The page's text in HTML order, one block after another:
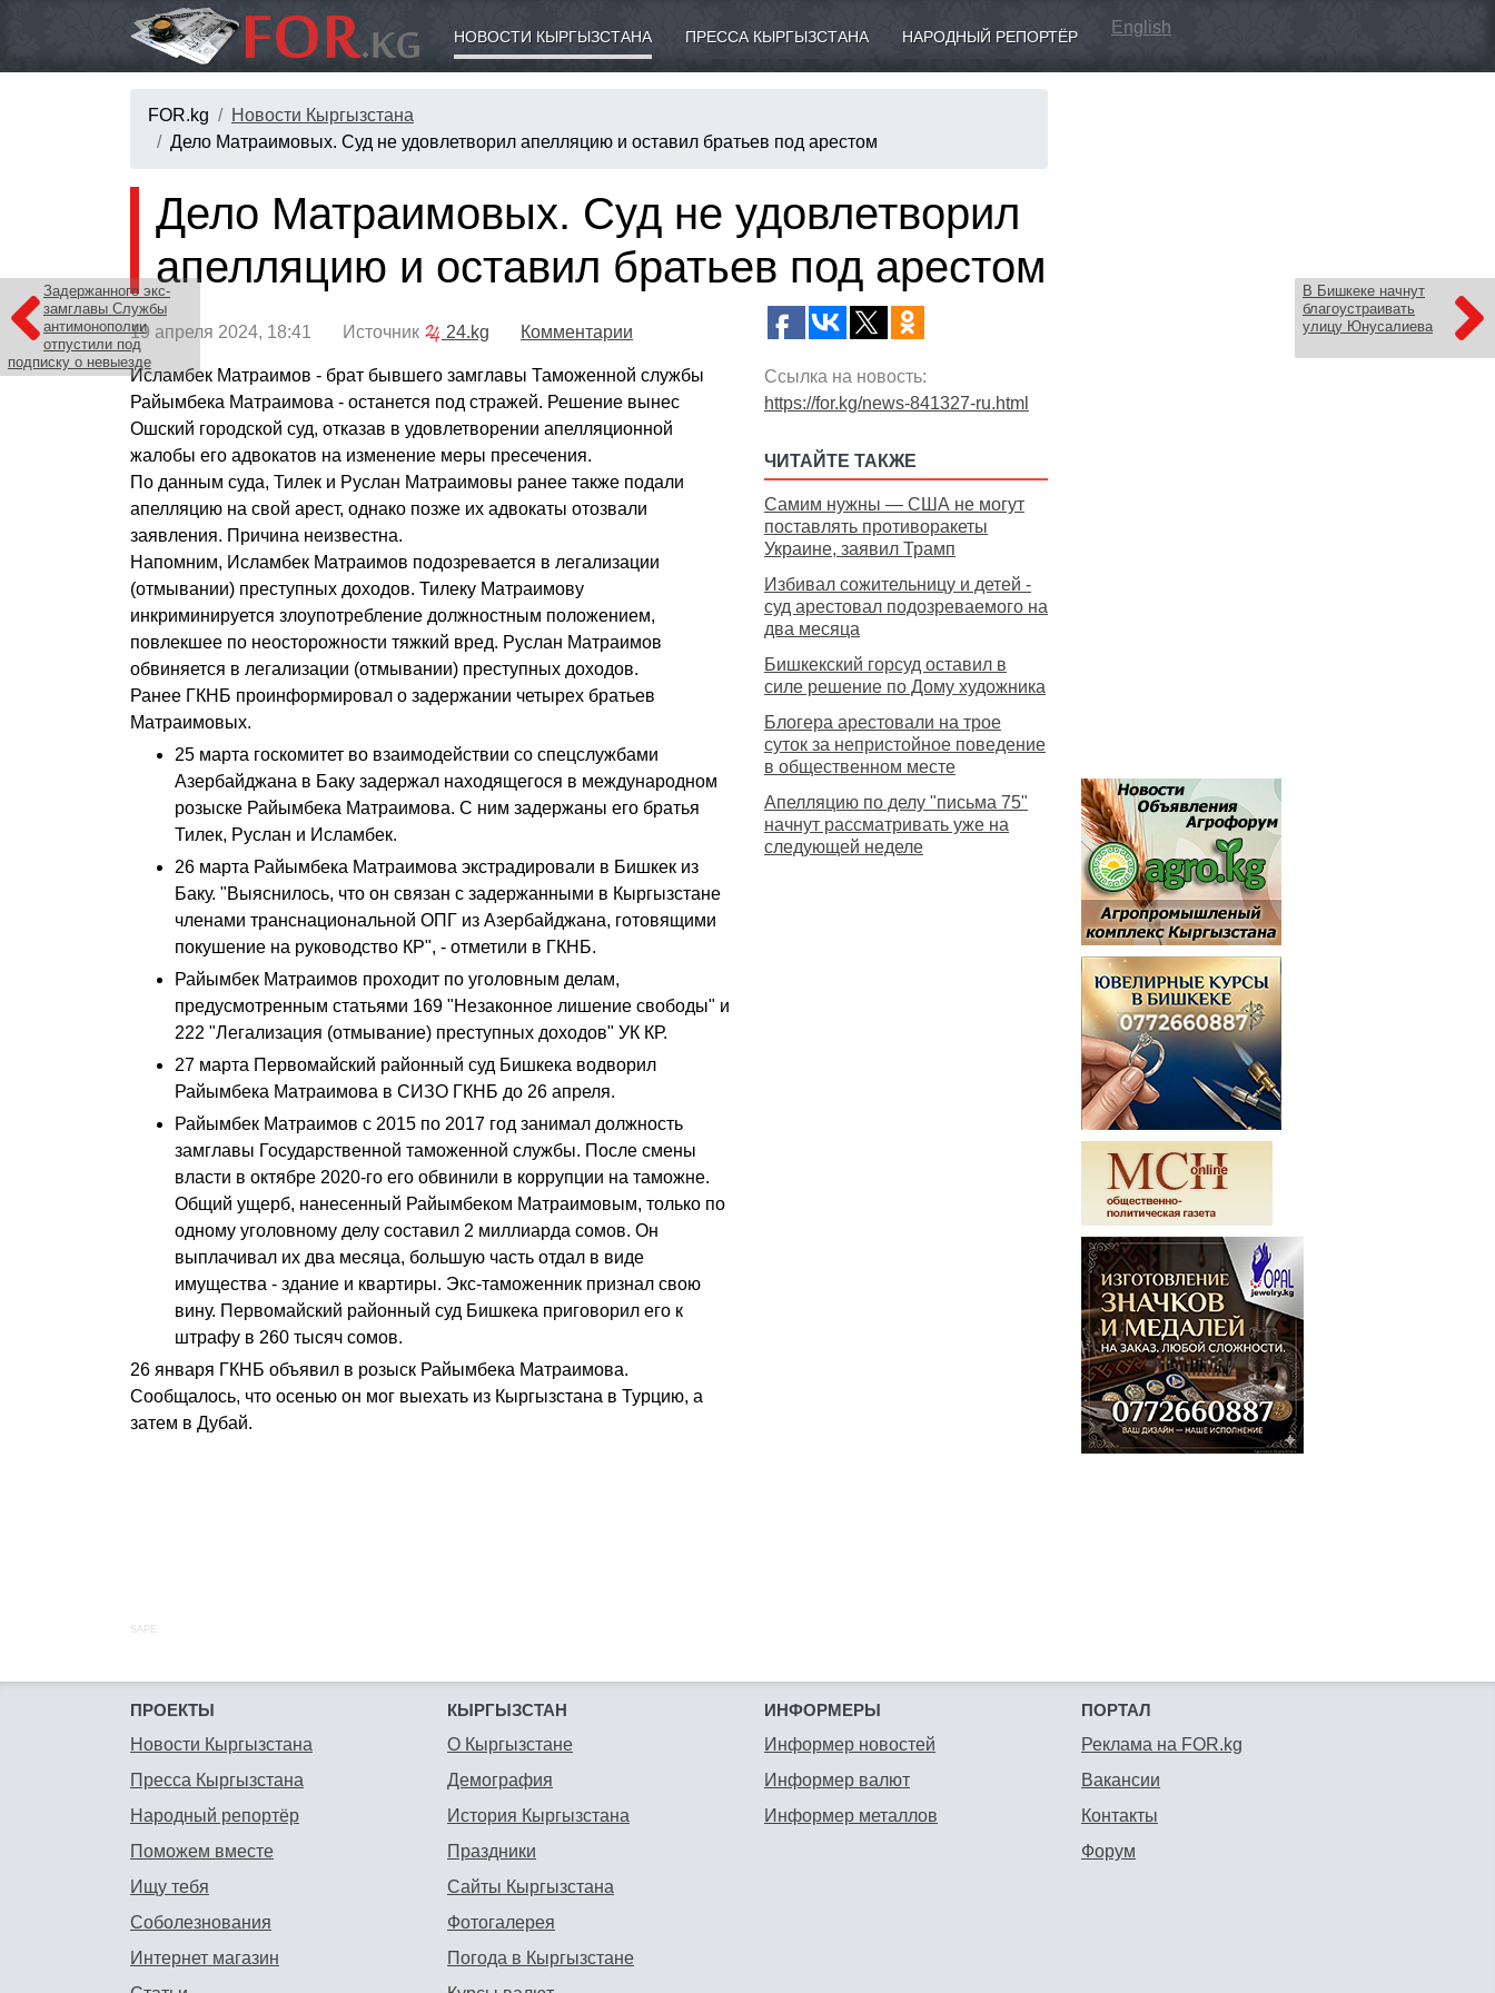
НОВОСТИ КЫРГЫЗСТАНА ПРЕССА КЫРГЫЗСТАНА НАРОДНЫЙ РЕПОРТЁР English
FOR.kg
Новости Кыргызстана
Дело Матраимовых. Суд не удовлетворил апелляцию и оставил братьев под арестом
Задержанного экс-
замглавы Службы
антимонополии
отпустили под
подписку о невыезде
В Бишкеке начнут
благоустраивать
улицу Юнусалиева
Дело Матраимовых. Суд не удовлетворил
апелляцию и оставил братьев под арестом
19 апреля 2024, 18:41 Источник 24.kg Комментарии
Исламбек Матраимов - брат бывшего замглавы Таможенной службы
Райымбека Матраимова - останется под стражей. Решение вынес
Ошский городской суд, отказав в удовлетворении апелляционной
жалобы его адвокатов на изменение меры пресечения.
По данным суда, Тилек и Руслан Матраимовы ранее также подали
апелляцию на свой арест, однако позже их адвокаты отозвали
заявления. Причина неизвестна.
Напомним, Исламбек Матраимов подозревается в легализации
(отмывании) преступных доходов. Тилеку Матраимову
инкриминируется злоупотребление должностным положением,
повлекшее по неосторожности тяжкий вред. Руслан Матраимов
обвиняется в легализации (отмывании) преступных доходов.
Ранее ГКНБ проинформировал о задержании четырех братьев
Матраимовых.
25 марта госкомитет во взаимодействии со спецслужбами
Азербайджана в Баку задержал находящегося в международном
розыске Райымбека Матраимова. С ним задержаны его братья
Тилек, Руслан и Исламбек.
26 марта Райымбека Матраимова экстрадировали в Бишкек из
Баку. "Выяснилось, что он связан с задержанными в Кыргызстане
членами транснациональной ОПГ из Азербайджана, готовящими
покушение на руководство КР", - отметили в ГКНБ.
Райымбек Матраимов проходит по уголовным делам,
предусмотренным статьями 169 "Незаконное лишение свободы" и
222 "Легализация (отмывание) преступных доходов" УК КР.
27 марта Первомайский районный суд Бишкека водворил
Райымбека Матраимова в СИЗО ГКНБ до 26 апреля.
Райымбек Матраимов с 2015 по 2017 год занимал должность
замглавы Государственной таможенной службы. После смены
власти в октябре 2020-го его обвинили в коррупции на таможне.
Общий ущерб, нанесенный Райымбеком Матраимовым, только по
одному уголовному делу составил 2 миллиарда сомов. Он
выплачивал их два месяца, большую часть отдал в виде
имущества - здание и квартиры. Экс-таможенник признал свою
вину. Первомайский районный суд Бишкека приговорил его к
штрафу в 260 тысяч сомов.
26 января ГКНБ объявил в розыск Райымбека Матраимова.
Сообщалось, что осенью он мог выехать из Кыргызстана в Турцию, а
затем в Дубай.
Ссылка на новость:
https://for.kg/news-841327-ru.html
ЧИТАЙТЕ ТАКЖЕ
Самим нужны — США не могут
поставлять противоракеты
Украине, заявил Трамп
Избивал сожительницу и детей -
суд арестовал подозреваемого на
два месяца
Бишкекский горсуд оставил в
силе решение по Дому художника
Блогера арестовали на трое
суток за непристойное поведение
в общественном месте
Апелляцию по делу "письма 75"
начнут рассматривать уже на
следующей неделе
SAPE:
ПРОЕКТЫ
Новости Кыргызстана
Пресса Кыргызстана
Народный репортёр
Поможем вместе
Ищу тебя
Соболезнования
Интернет магазин
КЫРГЫЗСТАН
О Кыргызстане
Демография
История Кыргызстана
Праздники
Сайты Кыргызстана
Фотогалерея
Погода в Кыргызстане
ИНФОРМЕРЫ
Информер новостей
Информер валют
Информер металлов
ПОРТАЛ
Реклама на FOR.kg
Вакансии
Контакты
Форум